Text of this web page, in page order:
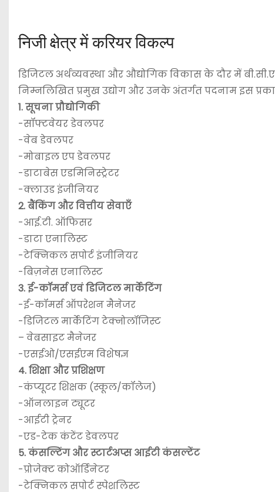
निजी क्षेत्र में करियर विकल्प
डिजिटल अर्थव्यवस्था और औद्योगिक विकास के दौर में
निम्नलिखित प्रमुख उद्योग और उनके अंतर्गत पदनाम इस
1. सूचना प्रौद्योगिकी
-सॉफ्टवेयर डेवलपर
-वेब डेवलपर
-मोबाइल एप डेवलपर
-डाटाबेस एडमिनिस्ट्रेटर
-क्लाउड इंजीनियर
2. बैंकिंग और वित्तीय सेवाएँ
-आई.टी. ऑफिसर
-डाटा एनालिस्ट
-टेक्निकल सपोर्ट इंजीनियर
-बिज़नेस एनालिस्ट
3. ई-कॉमर्स एवं डिजिटल मार्केटिंग
-ई-कॉमर्स ऑपरेशन मैनेजर
-डिजिटल मार्केटिंग टेक्नोलॉजिस्ट
– वेबसाइट मैनेजर
-एसईओ/एसईएम विशेषज्ञ
4. शिक्षा और प्रशिक्षण
-कंप्यूटर शिक्षक (स्कूल/कॉलेज)
-ऑनलाइन ट्यूटर
-आईटी ट्रेनर
-एड-टेक कंटेंट डेवलपर
5. कंसल्टिंग और स्टार्टअप्स आईटी कंसल्टेंट
-प्रोजेक्ट कोऑर्डिनेटर
-टेक्निकल सपोर्ट स्पेशलिस्ट